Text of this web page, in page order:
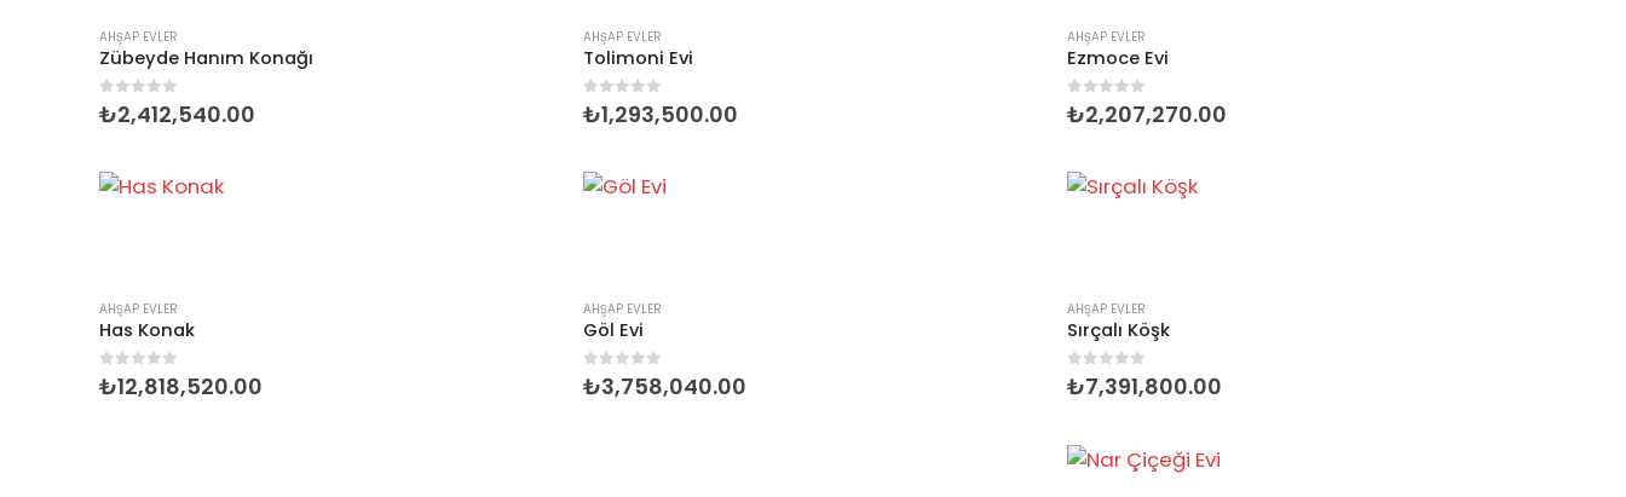
AHŞAP EVLER
Zübeyde Hanım Konağı
0 5 üzerinden
₺2,412,540.00
AHŞAP EVLER
Tolimoni Evi
0 5 üzerinden
₺1,293,500.00
AHŞAP EVLER
Ezmoce Evi
0 5 üzerinden
₺2,207,270.00
AHŞAP EVLER
Has Konak
0 5 üzerinden
₺12,818,520.00
AHŞAP EVLER
Göl Evi
0 5 üzerinden
₺3,758,040.00
AHŞAP EVLER
Sırçalı Köşk
0 5 üzerinden
₺7,391,800.00